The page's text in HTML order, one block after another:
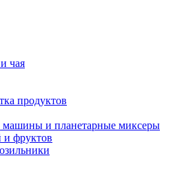
чая
продуктов
и планетарные миксеры
фруктов